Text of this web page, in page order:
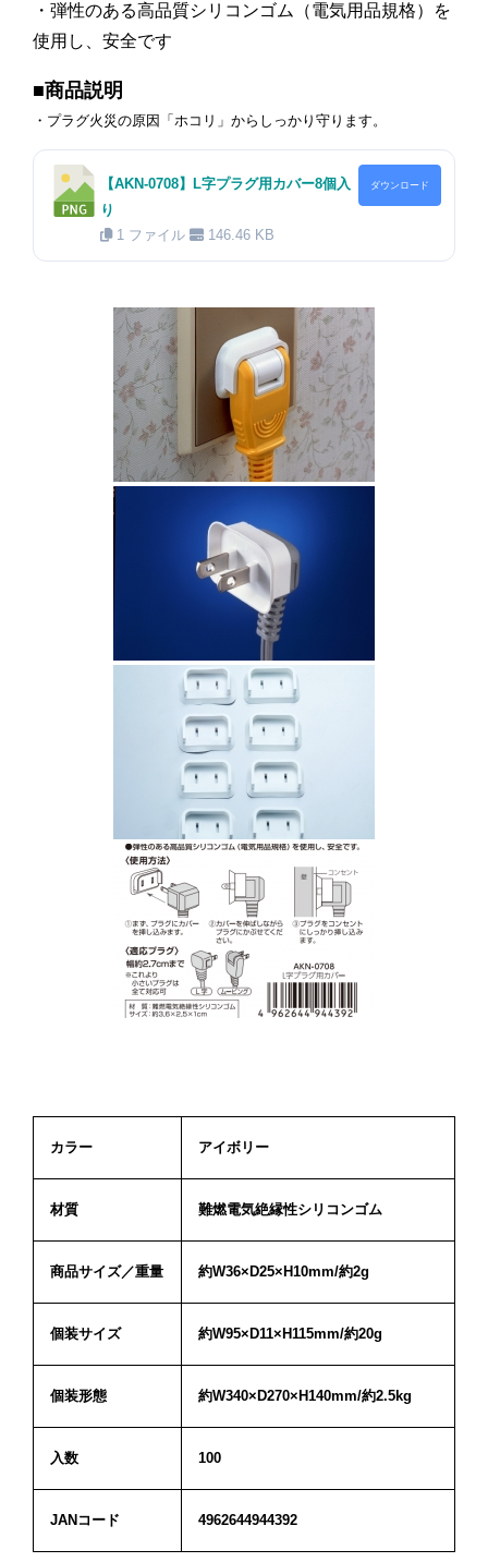
・弾性のある高品質シリコンゴム（電気用品規格）を
使用し、安全です
■商品説明
・プラグ火災の原因「ホコリ」からしっかり守ります。
【AKN-0708】L字プラグ用カバー8個入
り
1 ファイル
146.46 KB
ダウンロード
カラー アイボリー
材質 難燃電気絶縁性シリコンゴム
商品サイズ／重量 約W36×D25×H10mm/約2g
個装サイズ 約W95×D11×H115mm/約20g
個装形態 約W340×D270×H140mm/約2.5kg
入数 100
JANコード 4962644944392